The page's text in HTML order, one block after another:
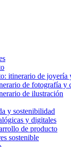
itinerario de joyería
de fotografía y
de ilustración
y sostenibilidad
y digitales
de producto
sostenible